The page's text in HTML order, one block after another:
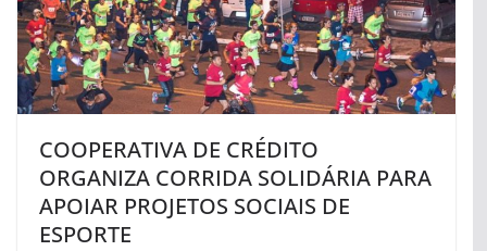
COOPERATIVA DE CRÉDITO
ORGANIZA CORRIDA SOLIDÁRIA PARA
APOIAR PROJETOS SOCIAIS DE
ESPORTE